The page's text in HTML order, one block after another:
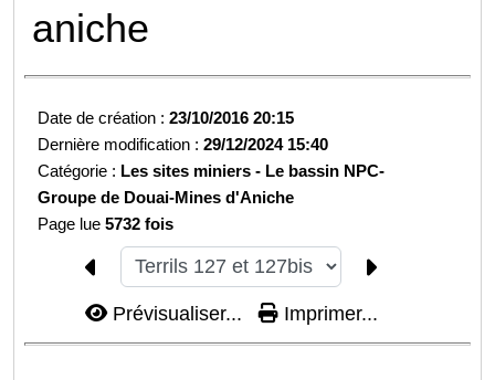
aniche
Date de création :23/10/2016 20:15
Dernière modification :29/12/2024 15:40
Catégorie : Les sites miniers - Le bassin NPC-
Groupe de Douai-Mines d'Aniche
Page lue5732 fois
Prévisualiser... Imprimer...